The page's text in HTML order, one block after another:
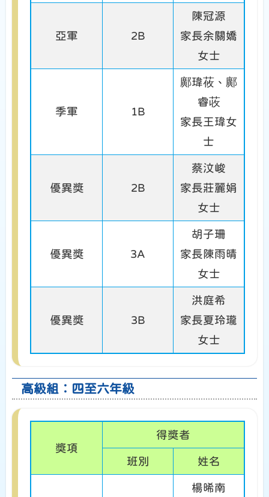
亞軍 2B
陳冠源
家長余關嬌
女士
季軍 1B
鄺瑋莜、鄺
睿荍
家長王瑋女
士
優異獎 2B
蔡汶峻
家長莊麗娟
女士
優異獎 3A
胡子珊
家長陳雨晴
女士
優異獎 3B
洪庭希
家長夏玲瓏
女士
高級組︰四至六年級
獎項
得獎者
班別 姓名
楊晞南